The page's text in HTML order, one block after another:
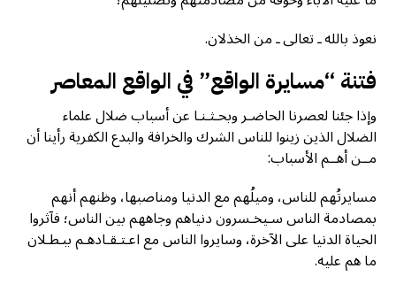
نعوذ بالله ـ تعالى ـ من الخذلان.
فتنة “مسايرة الواقع” في الواقع المعاصر
وإذا جئنا لعصرنا الحاضـر وبحـثـنـا عن أسباب ضلال علماء
الضلال الذين زينوا للناس الشرك والخرافة والبدع الكفرية رأينا أن
مــن أهــم الأسباب:
مسايرتُهم للناس، وميلُهم مع الدنيا ومناصبها، وظنهم أنهم
بمصادمة الناس سـيخـسرون دنياهم وجاههم بين الناس؛ فآثروا
الحياة الدنيا على الآخرة، وسايروا الناس مع اعـتـقـادهـم ببـطـلان
ما هم عليه.